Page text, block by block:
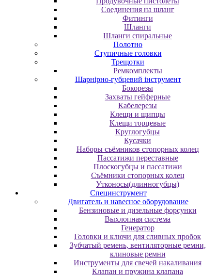
Соединения на шланг
Фитинги
Шланги
Шланги спиральные
Полотно
Ступичные головки
Трещотки
Ремкомплекты
Шарнірно-губцевий інструмент
Бокорезы
Захваты гейферные
Кабелерезы
Клещи и щипцы
Клещи торцевые
Круглогубцы
Кусачки
Наборы съёмников стопорных колец
Пассатижи переставные
Плоскогубцы и пассатижи
Съёмники стопорных колец
Утконосы(длинногубцы)
Специнструмент
Двигатель и навесное оборудование
Бензиновые и дизельные форсунки
Выхлопная система
Генератор
Головки и ключи для сливных пробок
Зубчатый ремень, вентиляторные ремни,
клиновые ремни
Инструменты для свечей накаливания
Клапан и пружина клапана